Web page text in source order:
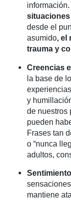
desde el
asumido, el
trauma y
Creencias
la base de
y
de nuestros
pueden
Frases tan
o “nunca
adultos,
mantiene